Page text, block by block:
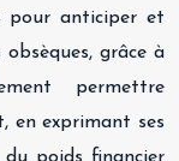
pour anticiper et
grâce à
permettre
en exprimant ses